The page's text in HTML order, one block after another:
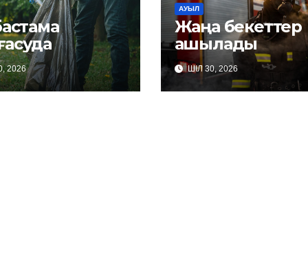
2026
АУЫЛ
Жаңа бекеттер
ашылады
ШІЛ 30, 2026